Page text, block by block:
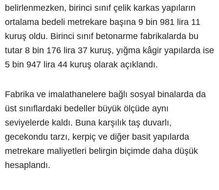
belirlenmezken, birinci sınıf çelik karkas yapıların
ortalama bedeli metrekare başına 9 bin 981 lira 11
kuruş oldu. Birinci sınıf betonarme fabrikalarda bu
tutar 8 bin 176 lira 37 kuruş, yığma kâgir yapılarda ise
5 bin 947 lira 44 kuruş olarak açıklandı.
Fabrika ve imalathanelere bağlı sosyal binalarda da
üst sınıflardaki bedeller büyük ölçüde aynı
seviyelerde kaldı. Buna karşılık taş duvarlı,
gecekondu tarzı, kerpiç ve diğer basit yapılarda
metrekare maliyetleri belirgin biçimde daha düşük
hesaplandı.